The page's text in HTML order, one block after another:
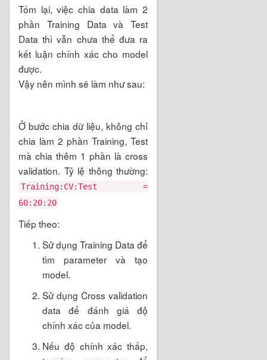
Tóm lại, việc chia data làm 2
phần Training Data và Test
Data thì vẫn chưa thể đưa ra
kết luận chính xác cho model
được.
Vậy nên mình sẽ làm như sau:
Ở bước chia dữ liệu, không chỉ
chia làm 2 phần Training, Test
mà chia thêm 1 phần là cross
validation. Tỷ lệ thông thường:
Training:CV:Test =
60:20:20
Tiếp theo:
Sử dụng Training Data để
tìm parameter và tạo
model.
Sử dụng Cross validation
data để đánh giá độ
chính xác của model.
Nếu độ chính xác thấp,